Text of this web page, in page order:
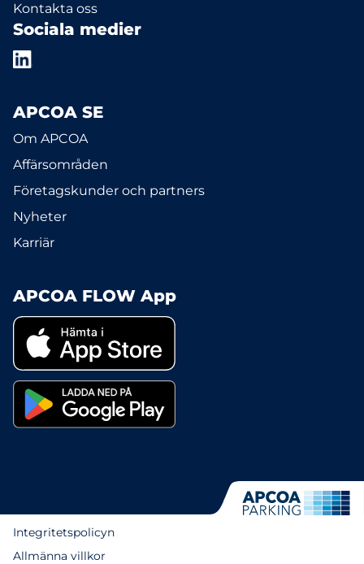
Kontakta oss
Sociala medier
APCOA SE
Om APCOA
Affärsområden
Företagskunder och partners
Nyheter
Karriär
APCOA FLOW App
Integritetspolicyn
Allmänna villkor